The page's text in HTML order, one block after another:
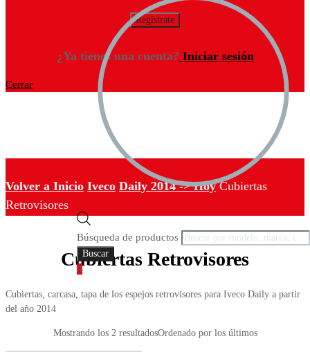
¿Ya tienes una cuenta? Iniciar sesión
Cerrar
Búsqueda de productos
Buscar
0
Volver a Inicio Iveco Daily 2014 -> Hoy Cubiertas
Retrovisores
Cubiertas Retrovisores
Cubiertas, carcasa, tapa de los espejos retrovisores para Iveco Daily a partir
del año 2014
Mostrando los 2 resultadosOrdenado por los últimos